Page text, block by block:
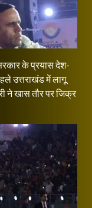
सरकार के प्रयास देश-
उत्तराखंड में लागू
ने खास तौर पर जिक्र